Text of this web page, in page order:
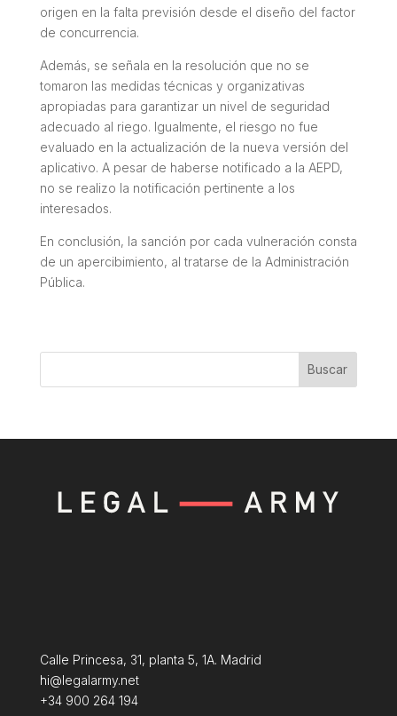
origen en la falta previsión desde el diseño del factor
de concurrencia.
Además, se señala en la resolución que no se
tomaron las medidas técnicas y organizativas
apropiadas para garantizar un nivel de seguridad
adecuado al riego. Igualmente, el riesgo no fue
evaluado en la actualización de la nueva versión del
aplicativo. A pesar de haberse notificado a la AEPD,
no se realizo la notificación pertinente a los
interesados.
En conclusión, la sanción por cada vulneración consta
de un apercibimiento, al tratarse de la Administración
Pública.
Buscar
Calle Princesa, 31, planta 5, 1A. Madrid
hi@legalarmy.net
+34 900 264 194